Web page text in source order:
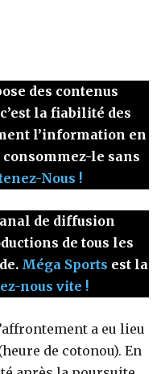
des contenus
la fiabilité des
l’information en
le sans
Nous !
de diffusion
de tous les
Méga Sports est la
nous vite !
a eu lieu
de cotonou). En